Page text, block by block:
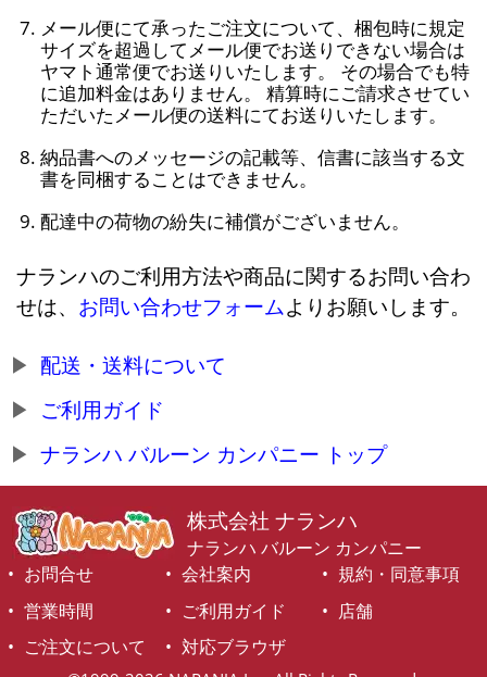
メール便にて承ったご注文について、梱包時に規定
サイズを超過してメール便でお送りできない場合は
ヤマト通常便でお送りいたします。 その場合でも特
に追加料金はありません。 精算時にご請求させてい
ただいたメール便の送料にてお送りいたします。
納品書へのメッセージの記載等、信書に該当する文
書を同梱することはできません。
配達中の荷物の紛失に補償がございません。
ナランハのご利用方法や商品に関するお問い合わ
せは、 お問い合わせフォームよりお願いします。
配送・送料について
ご利用ガイド
ナランハ バルーン カンパニー トップ
株式会社 ナランハ
ナランハ バルーン カンパニー
お問合せ
会社案内
規約・同意事項
営業時間
ご利用ガイド
店舗
ご注文について
対応ブラウザ